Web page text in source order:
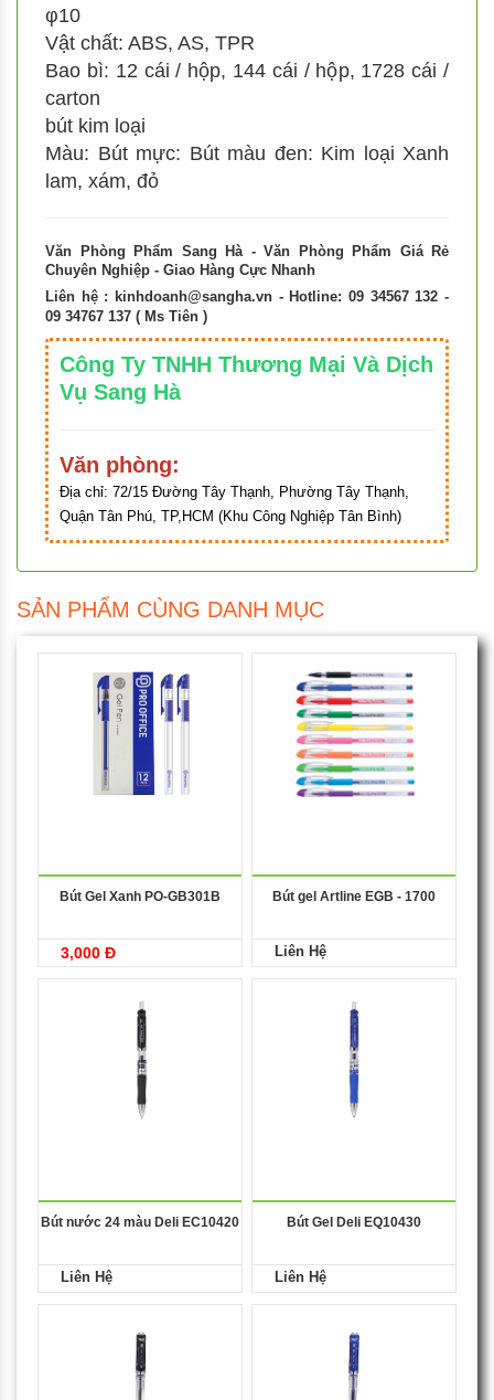
φ10
Vật chất: ABS, AS, TPR
Bao bì: 12 cái / hộp, 144 cái / hộp, 1728 cái /
carton
bút kim loại
Màu: Bút mực: Bút màu đen: Kim loại Xanh
lam, xám, đỏ
Văn Phòng Phẩm Sang Hà - Văn Phòng Phẩm Giá Rẻ
Chuyên Nghiệp - Giao Hàng Cực Nhanh
Liên hệ : kinhdoanh@sangha.vn - Hotline: 09 34567 132 -
09 34767 137 ( Ms Tiên )
Công Ty TNHH Thương Mại Và Dịch
Vụ Sang Hà
Văn phòng:
Địa chỉ: 72/15 Đường Tây Thạnh, Phường Tây Thạnh,
Quận Tân Phú, TP,HCM (Khu Công Nghiệp Tân Bình)
SẢN PHẨM CÙNG DANH MỤC
Bút Gel Xanh PO-GB301B
3,000 Đ
Bút gel Artline EGB - 1700
Liên Hệ
Bút nước 24 màu Deli EC10420
Liên Hệ
Bút Gel Deli EQ10430
Liên Hệ